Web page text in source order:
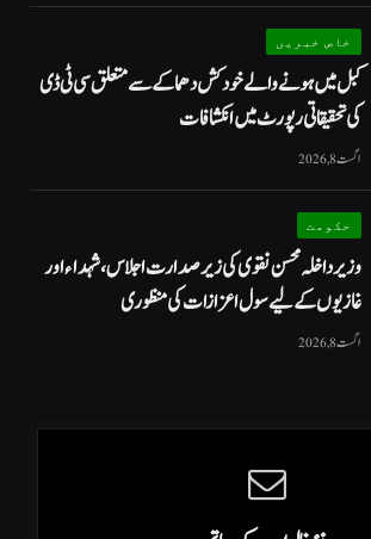
خاص خبریں
کبل میں ہونے والے خودکش دھماکے سے متعلق سی ٹی ڈی
کی تحقیقاتی رپورٹ میں انکشافات
اگست 8, 2026
حکومت
وزیرداخلہ محسن نقوی کی زیر صدارت اجلاس، شہداء اور
غازیوں کے لیے سول اعزازات کی منظوری
اگست 8, 2026